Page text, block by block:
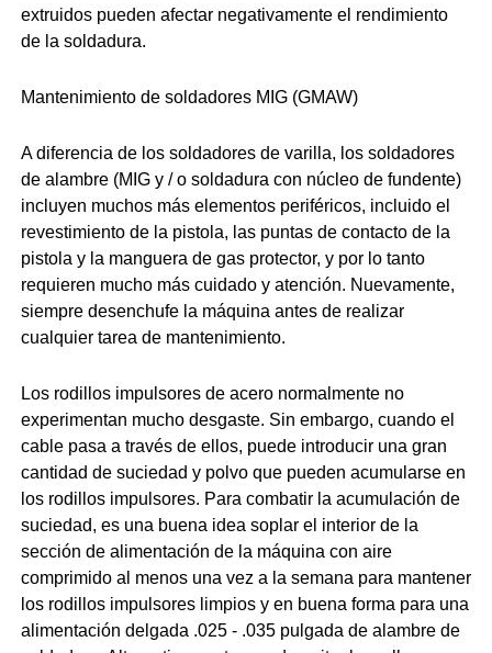
extruidos pueden afectar negativamente el rendimiento
de la soldadura.
Mantenimiento de soldadores MIG (GMAW)
A diferencia de los soldadores de varilla, los soldadores
de alambre (MIG y / o soldadura con núcleo de fundente)
incluyen muchos más elementos periféricos, incluido el
revestimiento de la pistola, las puntas de contacto de la
pistola y la manguera de gas protector, y por lo tanto
requieren mucho más cuidado y atención. Nuevamente,
siempre desenchufe la máquina antes de realizar
cualquier tarea de mantenimiento.
Los rodillos impulsores de acero normalmente no
experimentan mucho desgaste. Sin embargo, cuando el
cable pasa a través de ellos, puede introducir una gran
cantidad de suciedad y polvo que pueden acumularse en
los rodillos impulsores. Para combatir la acumulación de
suciedad, es una buena idea soplar el interior de la
sección de alimentación de la máquina con aire
comprimido al menos una vez a la semana para mantener
los rodillos impulsores limpios y en buena forma para una
alimentación delgada .025 - .035 pulgada de alambre de